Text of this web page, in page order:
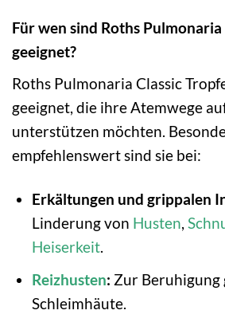
Für wen sind Roths
geeignet?
Roths Pulmonaria Classic
geeignet, die ihre Atemwege
unterstützen möchten.
empfehlenswert sind sie bei:
Erkältungen und grippalen
Linderung von Husten,
Heiserkeit.
Reizhusten: Zur Beruhigung
Schleimhäute.